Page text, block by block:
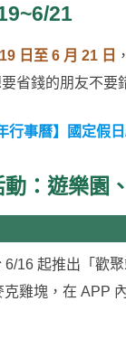
21
日至 6 月 21 日
省錢的朋友不要
行事曆】國定假
：遊樂園
16 起推出「歡
克雞塊，在 APP